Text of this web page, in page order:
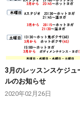
3月のレッスンスケジュ
ルのお知らせ
2020年02月26日